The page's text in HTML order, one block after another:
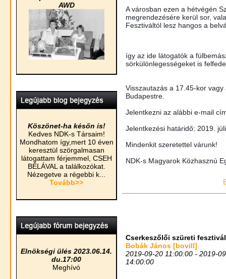
AWD
Köszönet-ha későn is!
Kedves NDK-s Társaim!
Mondhatom így,mert 10 éven
keresztül szörgalmasan
látogattam férjemmel, CSEH
BÉLÁVAL a találkozókat.
Nézegetve a régebbi k...
Tovább>>
Elnökségi ülés 2023.06.14.
du.17:00
Meghívó
A városban ezen a hétvégén
megrendezésére kerül sor,
Fesztiváltól lesz hangos a
így az ide látogatók a
sörkülönlegességeket is
Visszautazás a 17.45-kor
Budapestre.
Jelentkezni az alábbi e-mail
Jelentkezési határidő: 2019.
Mindenkit szeretettel várunk!
NDK-s Magyarok Közhasznú
Cserkeszőlői szüreti fesztivál
Bobák János [bovill]
2019-09-20 11:00:00 - 2019-
14:00:00